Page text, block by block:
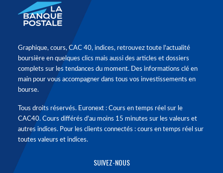
Graphique, cours, CAC 40, indices, retrouvez toute l'actualité
boursière en quelques clics mais aussi des articles et dossiers
complets sur les tendances du moment. Des informations clé en
main pour vous accompagner dans tous vos investissements en
bourse.
Tous droits réservés. Euronext : Cours en temps réel sur le
CAC40. Cours différés d'au moins 15 minutes sur les valeurs et
autres indices. Pour les clients connectés : cours en temps réel sur
toutes valeurs et indices.
SUIVEZ-NOUS